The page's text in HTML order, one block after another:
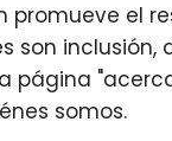
promueve el
son
página
somos.